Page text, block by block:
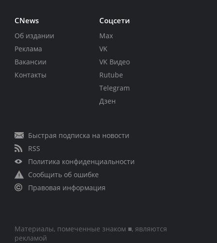
CNews
Об издании
Реклама
Вакансии
Контакты
Соцсети
Max
VK
VK Видео
Rutube
Telegram
Дзен
Быстрая подписка на новости
RSS
Политика конфиденциальности
Сообщить об ошибке
Правовая информация
Материалы, помеченные знаком ■, являются
рекламой